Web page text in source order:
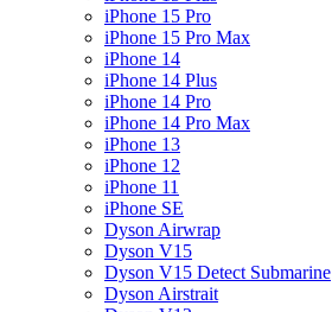
iPhone 15 Pro
iPhone 15 Pro Max
iPhone 14
iPhone 14 Plus
iPhone 14 Pro
iPhone 14 Pro Max
iPhone 13
iPhone 12
iPhone 11
iPhone SE
Dyson Airwrap
Dyson V15
Dyson V15 Detect Submarine
Dyson Airstrait